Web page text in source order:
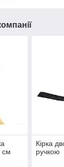
см
Кірка
ручкою